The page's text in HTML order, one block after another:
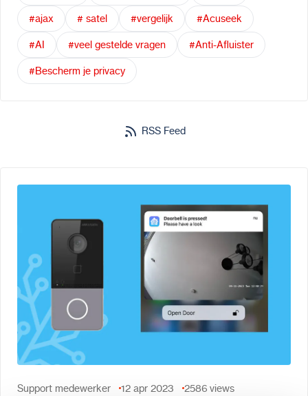
#ajax # satel #vergelijk #Acuseek
#AI #veel gestelde vragen #Anti-Afluister
#Bescherm je privacy
RSS Feed
Support medewerker 12 apr 2023 2586 views